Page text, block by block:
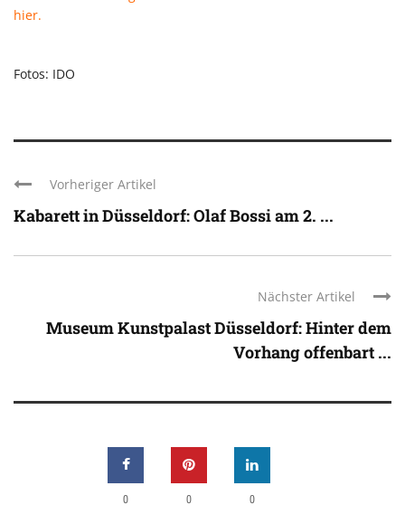
hier.
Fotos: IDO
Vorheriger Artikel
Kabarett in Düsseldorf: Olaf Bossi am 2. ...
Nächster Artikel
Museum Kunstpalast Düsseldorf: Hinter dem
Vorhang offenbart ...
0 0 0